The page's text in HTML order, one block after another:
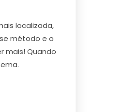
localizada,
método e o
mais! Quando